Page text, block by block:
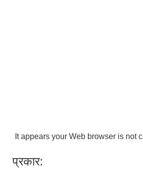
It appears your Web browser is not
प्रकार: